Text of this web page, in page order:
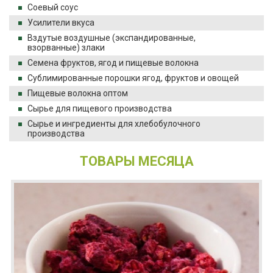
Соевый соус
Усилители вкуса
Вздутые воздушные (экспандированные,
взорванные) злаки
Семена фруктов, ягод и пищевые волокна
Сублимированные порошки ягод, фруктов и овощей
Пищевые волокна оптом
Сырье для пищевого производства
Сырье и ингредиенты для хлебобулочного
производства
ТОВАРЫ МЕСЯЦА